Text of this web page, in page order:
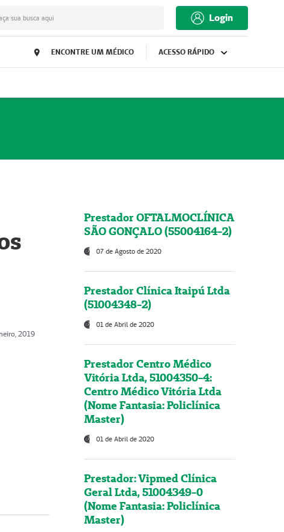
sua busca aqui Login
ENCONTRE UM MÉDICO ACESSO RÁPIDO
2019
Prestador OFTALMOCLÍNICA
SÃO GONÇALO (55004164-2)
07 de Agosto de 2020
Prestador Clínica Itaipú Ltda
(51004348-2)
01 de Abril de 2020
Prestador Centro Médico
Vitória Ltda, 51004350-4:
Centro Médico Vitória Ltda
(Nome Fantasia: Policlínica
Master)
01 de Abril de 2020
Prestador: Vipmed Clínica
Geral Ltda, 51004349-0
(Nome Fantasia: Policlínica
Master)